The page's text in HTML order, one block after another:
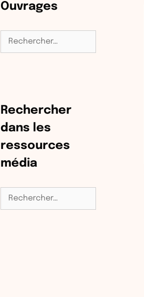
Ouvrages
Rechercher :
Rechercher
dans les
ressources
média
Rechercher :